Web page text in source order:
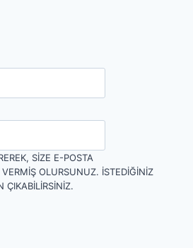
SIZE E-POSTA
OLURSUNUZ. İSTEDIĞINIZ
ÇIKABILIRSINIZ.